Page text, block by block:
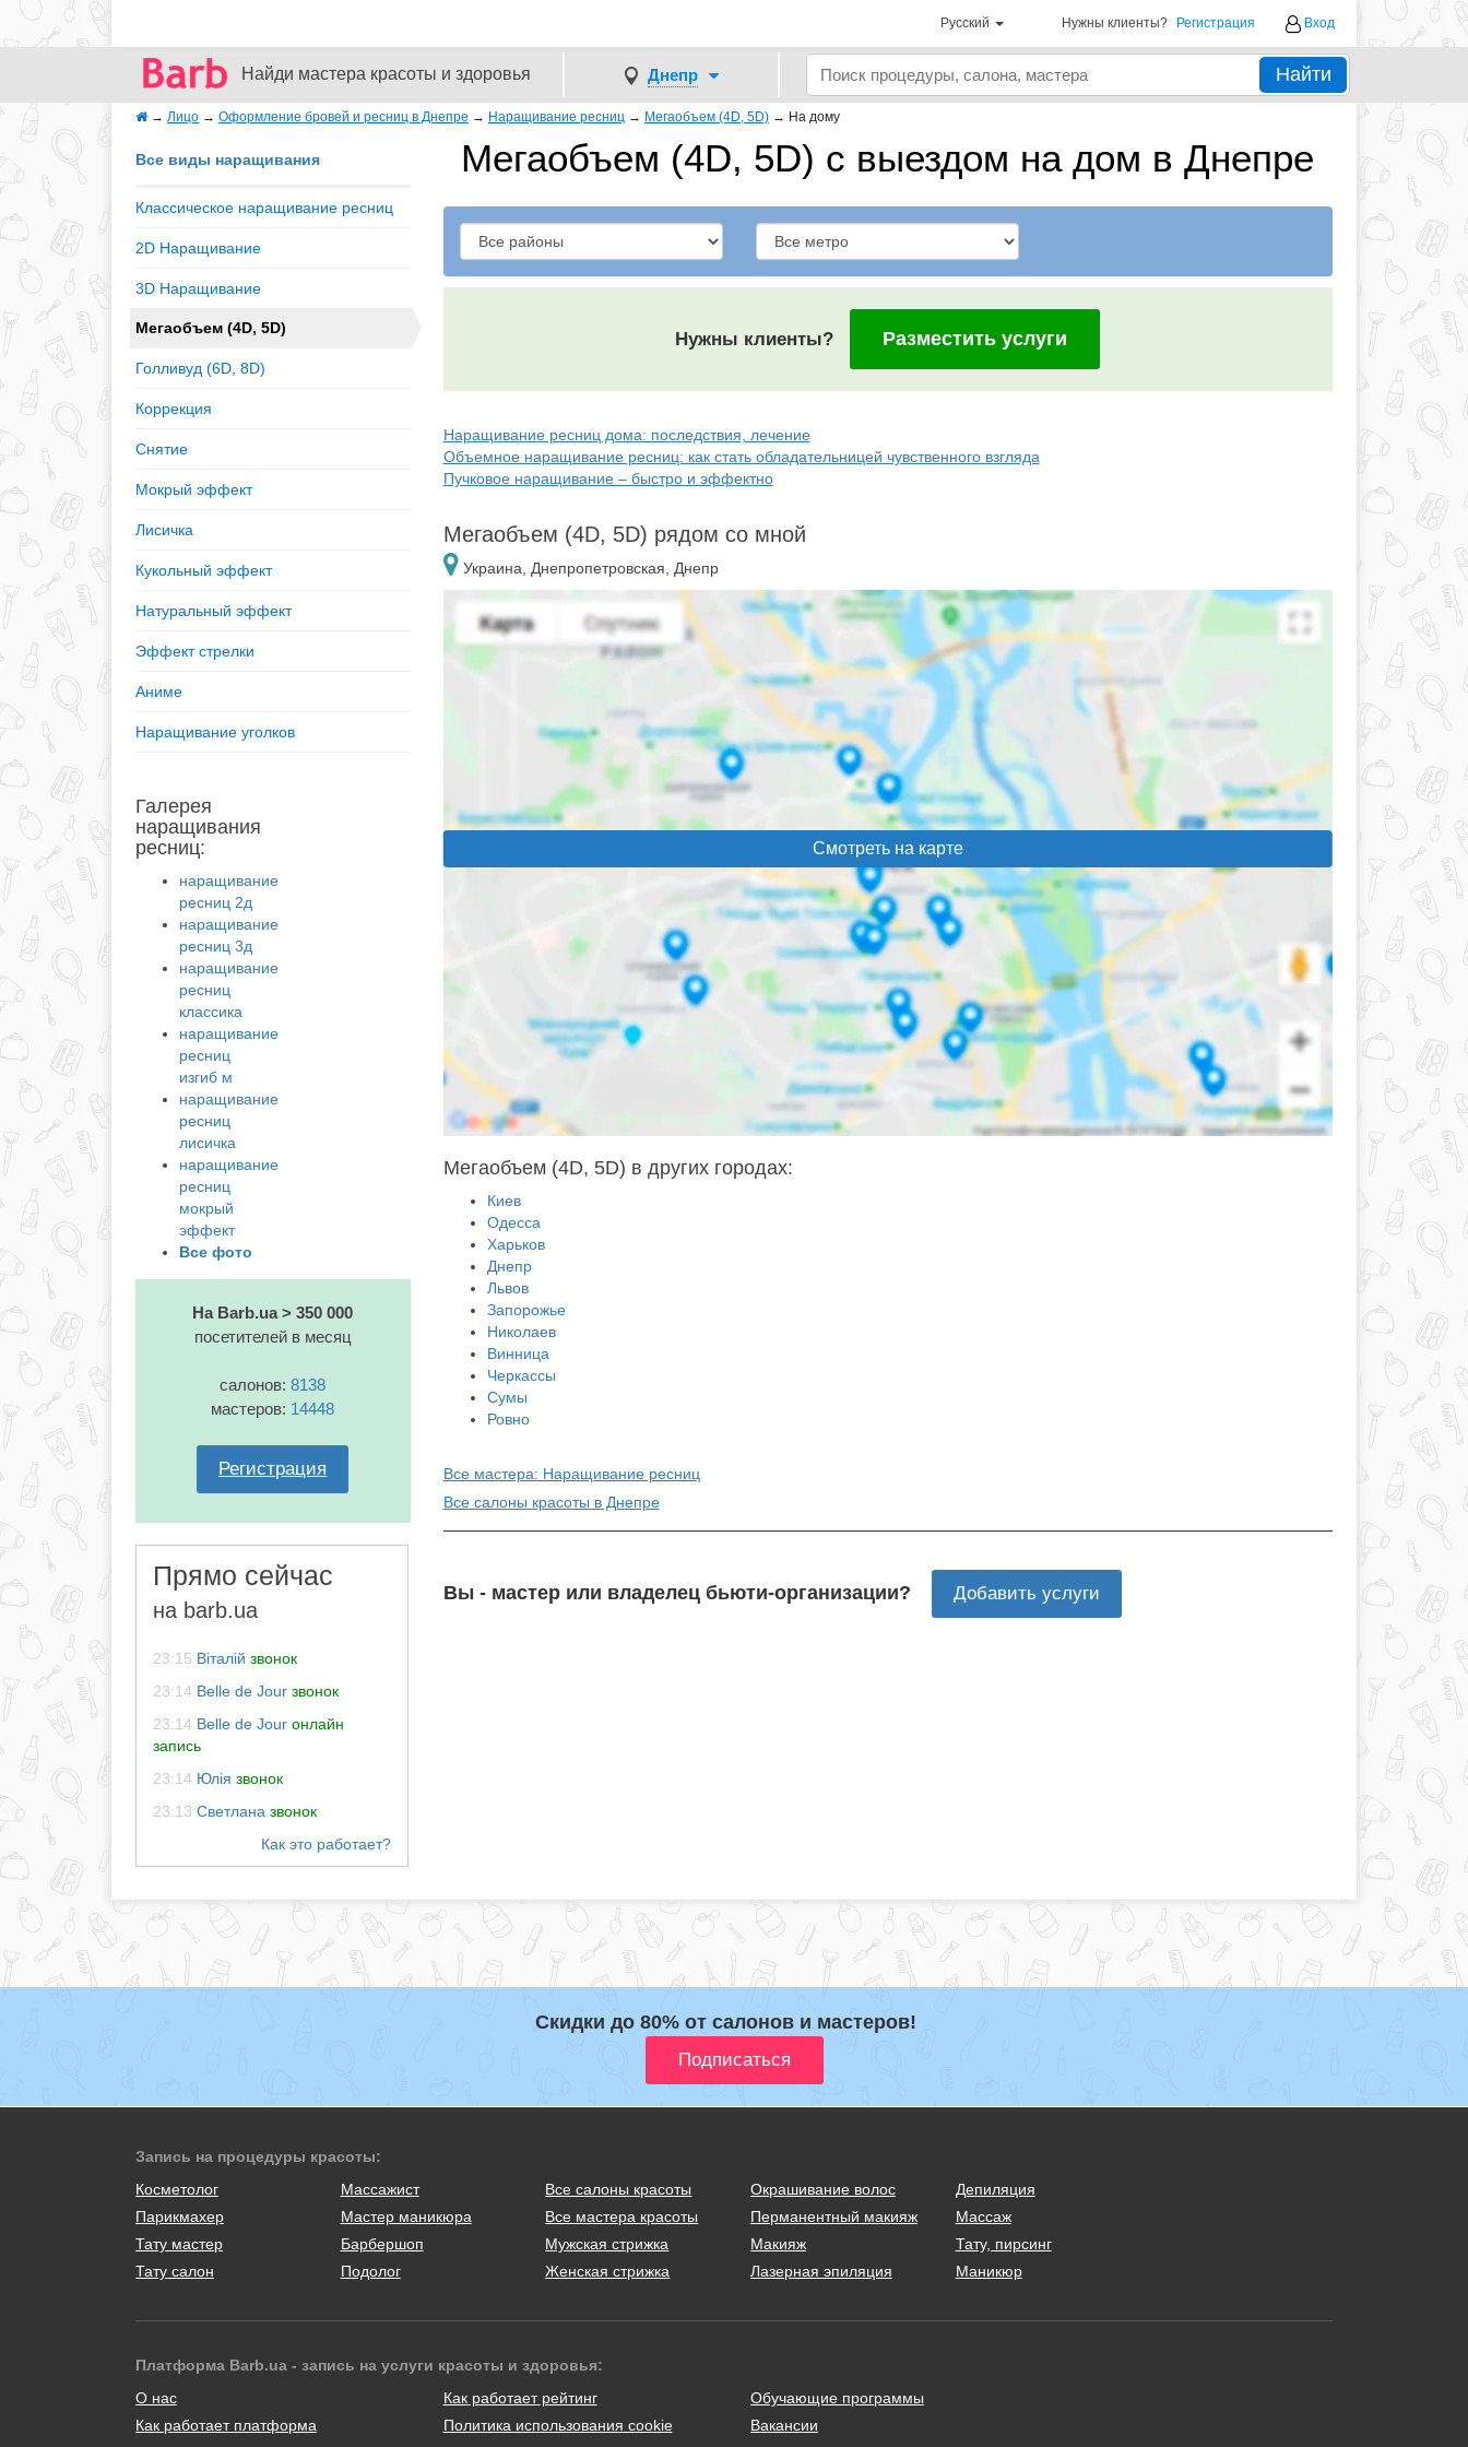
Русский Нужны клиенты? Регистрация Вход
Найди мастера красоты и здоровья Днепр Найти
→ Лицо → Оформление бровей и ресниц в Днепре → Наращивание ресниц → Мегаобъем (4D, 5D) → На дому
Мегаобъем (4D, 5D) с выездом на дом в Днепре
Все виды наращивания
Классическое наращивание ресниц
2D Наращивание
3D Наращивание
Мегаобъем (4D, 5D)
Голливуд (6D, 8D)
Коррекция
Снятие
Мокрый эффект
Лисичка
Кукольный эффект
Натуральный эффект
Эффект стрелки
Аниме
Наращивание уголков
Галерея
наращивания
ресниц:
наращивание
ресниц 2д
наращивание
ресниц 3д
наращивание
ресниц
классика
наращивание
ресниц
изгиб м
наращивание
ресниц
лисичка
наращивание
ресниц
мокрый
эффект
Все фото
На Barb.ua > 350 000
посетителей в месяц
салонов:8138
мастеров: 14448
Регистрация
Прямо сейчас
на barb.ua
23:15 Віталій звонок
23:14 Belle de Jour звонок
23:14 Belle de Jour онлайн
запись
23:14 Юлія звонок
23:13 Светлана звонок
Нужны клиенты? Разместить услуги
Наращивание ресниц дома: последствия, лечение
Объемное наращивание ресниц: как стать обладательницей чувственного взгляда
Пучковое наращивание – быстро и эффектно
Мегаобъем (4D, 5D) рядом со мной
Украина, Днепропетровская, Днепр
Смотреть на карте
Мегаобъем (4D, 5D) в других городах:
Киев
Одесса
Харьков
Днепр
Львов
Запорожье
Николаев
Винница
Черкассы
Сумы
Ровно
Все мастера: Наращивание ресниц
Все салоны красоты в Днепре
Вы - мастер или владелец бьюти-организации? Добавить услуги
Скидки до 80% от салонов и мастеров!
Запись на процедуры красоты:
Косметолог
Массажист
Парикмахер
Мастер маникюра
Тату мастер
Барбершоп
Тату салон
Подолог
Все салоны красоты
Все мастера красоты
Мужская стрижка
Женская стрижка
Окрашивание волос
Перманентный макияж
Макияж
Лазерная эпиляция
Депиляция
Массаж
Тату, пирсинг
Маникюр
Платформа Barb.ua - запись на услуги красоты и здоровья:
О нас
Как работает платформа
Как работает рейтинг
Политика использования cookie
Обучающие программы
Вакансии